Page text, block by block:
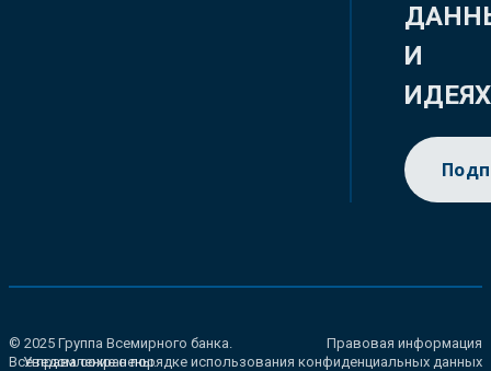
И
ИДЕЯХ
© 2025 Группа Всемирного банка.
Все права сохранены.
Правовая информация
Уведомление о порядке использования конфиденциальных данных